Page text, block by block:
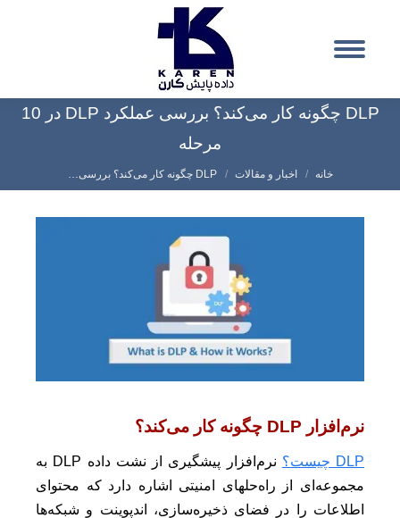
DLP چگونه کار می‌کند؟ بررسی عملکرد DLP در 10
مرحله
شما اینجا هستید:
خانه اخبار و مقالات DLP چگونه کار می‌کند؟ بررسی…
نرم‌افزار DLP چگونه کار می‌کند؟
DLP چیست؟
نرم‌افزار پیشگیری از نشت داده DLP به
مجموعه‌ای از راه‌حلهای امنیتی اشاره دارد که محتوای
اطلاعات را در فضای ذخیره‌سازی، اندپوینت و شبکه‌ها